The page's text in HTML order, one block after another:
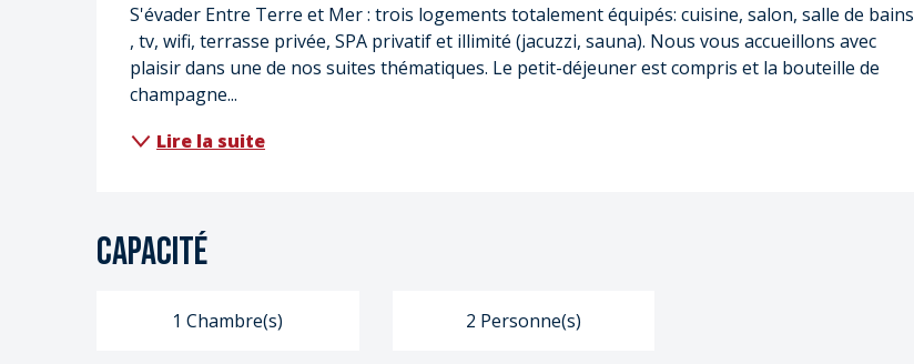
S'évader Entre Terre et Mer : trois logements totalement équipés: cuisine, salon, salle de bains
, tv, wifi, terrasse privée, SPA privatif et illimité (jacuzzi, sauna). Nous vous accueillons avec
plaisir dans une de nos suites thématiques. Le petit-déjeuner est compris et la bouteille de
champagne...
Lire la suite
Capacité
1 Chambre(s) 2 Personne(s)